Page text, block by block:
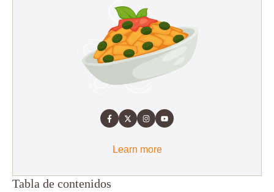
Learn more
Tabla de contenidos